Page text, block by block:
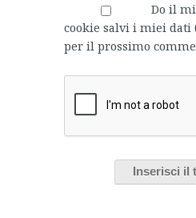
Do il
cookie salvi i miei dati
per il prossimo